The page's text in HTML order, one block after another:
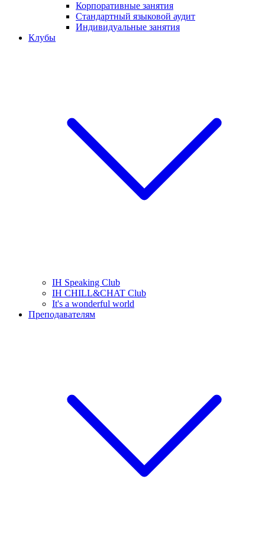
Корпоративные занятия
Стандартный языковой аудит
Индивидуальные занятия
Клубы
IH Speaking Club
IH CHILL&CHAT Club
It's a wonderful world
Преподавателям